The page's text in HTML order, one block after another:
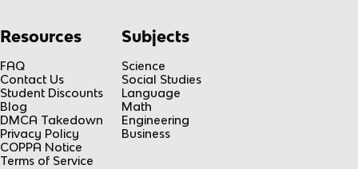
Resources
FAQ
Contact Us
Student Discounts
Blog
DMCA Takedown
Privacy Policy
COPPA Notice
Terms of Service
Subjects
Science
Social Studies
Language
Math
Engineering
Business